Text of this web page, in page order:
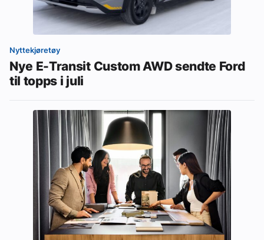
Nyttekjøretøy
Nye E-Transit Custom AWD sendte Ford
til topps i juli